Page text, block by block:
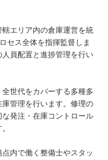
轄エリア内の倉庫運営を統
セス全体を指揮監督しま
員配置と進捗管理を行い
世代をカバーする多種多
管理を行います。修理の
発注・在庫コントロール
内で働く整備士やスタッ